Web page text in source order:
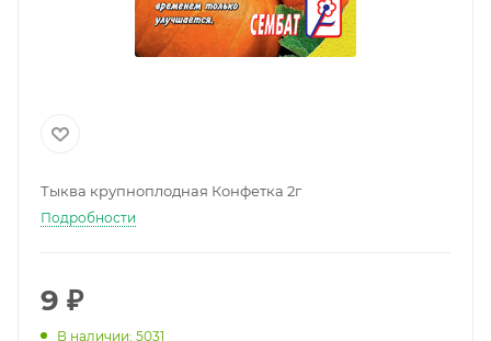
Тыква крупноплодная Конфетка 2г
Подробности
9 ₽
В наличии: 5031